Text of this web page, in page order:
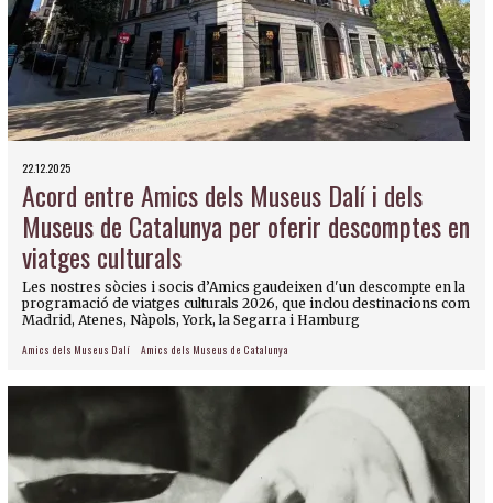
22.12.2025
Acord entre Amics dels Museus Dalí i dels
Museus de Catalunya per oferir descomptes en
viatges culturals
Les nostres sòcies i socis d’Amics gaudeixen d'un descompte en la
programació de viatges culturals 2026, que inclou destinacions com
Madrid, Atenes, Nàpols, York, la Segarra i Hamburg
Amics dels Museus Dalí Amics dels Museus de Catalunya